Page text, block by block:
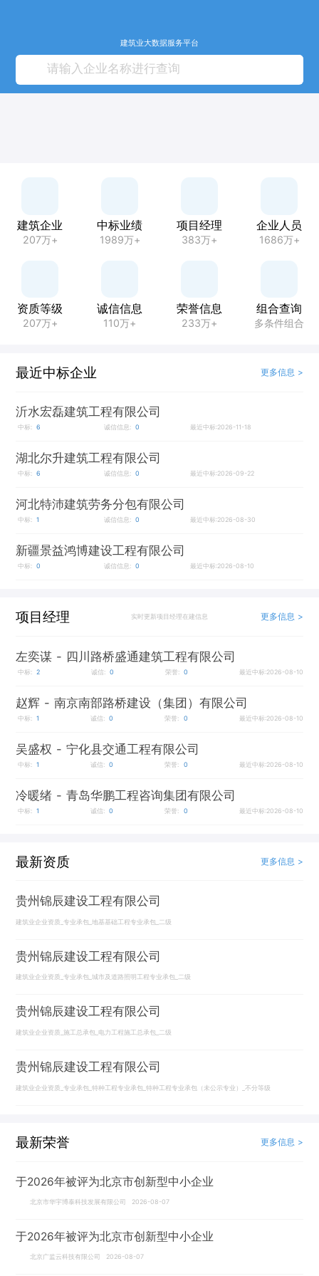
建筑业大数据服务平台
建筑企业
207万+
中标业绩
1989万+
项目经理
383万+
企业人员
1686万+
资质等级
207万+
诚信信息
110万+
荣誉信息
233万+
组合查询
多条件组合
最近中标企业 更多信息 >
沂水宏磊建筑工程有限公司
中标: 6 诚信信息: 0 最近中标:2026-11-18
湖北尔升建筑工程有限公司
中标: 6 诚信信息: 0 最近中标:2026-09-22
河北特沛建筑劳务分包有限公司
中标: 1 诚信信息: 0 最近中标:2026-08-30
新疆景益鸿博建设工程有限公司
中标: 0 诚信信息: 0 最近中标:2026-08-10
项目经理 实时更新项目经理在建信息 更多信息 >
左奕谋 - 四川路桥盛通建筑工程有限公司
中标: 2 诚信: 0 荣誉: 0 最近中标:2026-08-10
赵辉 - 南京南部路桥建设（集团）有限公司
中标: 1 诚信: 0 荣誉: 0 最近中标:2026-08-10
吴盛权 - 宁化县交通工程有限公司
中标: 1 诚信: 0 荣誉: 0 最近中标:2026-08-10
冷暖绪 - 青岛华鹏工程咨询集团有限公司
中标: 1 诚信: 0 荣誉: 0 最近中标:2026-08-10
最新资质 更多信息 >
贵州锦辰建设工程有限公司
建筑业企业资质_专业承包_地基基础工程专业承包_二级
贵州锦辰建设工程有限公司
建筑业企业资质_专业承包_城市及道路照明工程专业承包_二级
贵州锦辰建设工程有限公司
建筑业企业资质_施工总承包_电力工程施工总承包_二级
贵州锦辰建设工程有限公司
建筑业企业资质_专业承包_特种工程专业承包_特种工程专业承包（未公示专业）_不分等级
最新荣誉 更多信息 >
于2026年被评为北京市创新型中小企业
北京市华宇博泰科技发展有限公司 2026-08-07
于2026年被评为北京市创新型中小企业
北京广监云科技有限公司 2026-08-07